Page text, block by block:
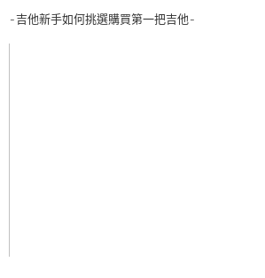
-吉他新手如何挑選購買第一把吉他-